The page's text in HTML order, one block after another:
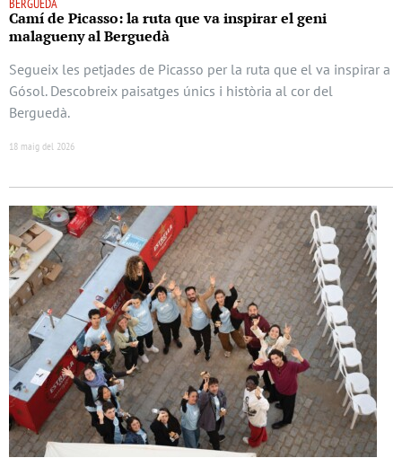
BERGUEDÀ
Camí de Picasso: la ruta que va inspirar el geni
malagueny al Berguedà
Segueix les petjades de Picasso per la ruta que el va inspirar a
Gósol. Descobreix paisatges únics i història al cor del
Berguedà.
18 maig del 2026